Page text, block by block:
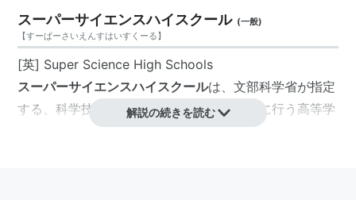
スーパーサイエンスハイスクール (一般)
【すーぱーさいえんすはいすくーる】
[英] Super Science High Schools
スーパーサイエンスハイスクールは、文部科学省が指定
する、科学技術・理科、数学教育を重点的に行う高等学
と略される。
解説の続きを読む